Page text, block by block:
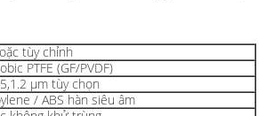
tùy chỉnh
PTFE (GF/PVDF)
μm tùy chọn
/ ABS hàn siêu âm